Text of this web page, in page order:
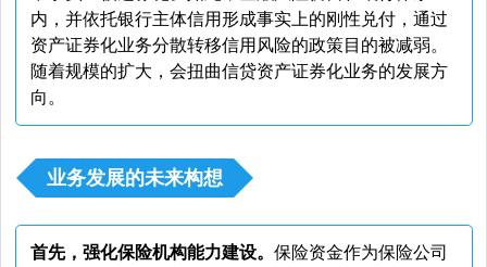
内，并依托银行主体信用形成事实上的刚性兑付，通过
资产证券化业务分散转移信用风险的政策目的被减弱。
随着规模的扩大，会扭曲信贷资产证券化业务的发展方
向。
业务发展的未来构想
首先，强化保险机构能力建设。 保险资金作为保险公司